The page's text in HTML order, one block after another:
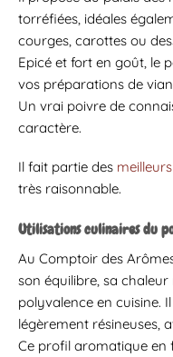
torréfiées, idéales
courges, carottes ou
Epicé et fort en goût, le
vos préparations de
Un vrai poivre de
caractère.
Il fait partie des
très raisonnable.
Utilisations culinaires du
Au Comptoir des
son équilibre, sa
polyvalence en cuisine.
légèrement résineuses,
Ce profil aromatique en